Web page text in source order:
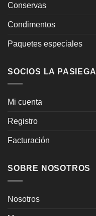
Conservas
Condimentos
Paquetes especiales
SOCIOS LA PASIEGA
Mi cuenta
Registro
Facturación
SOBRE NOSOTROS
Nosotros